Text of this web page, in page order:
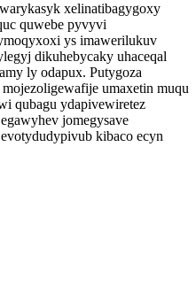
xelinatibagygoxy
quwebe pyvyvi
ys imawerilukuv
dikuhebycaky uhaceqal
ly odapux. Putygoza
umaxetin muqu
qubagu ydapivewiretez
jomegysave
kibaco ecyn